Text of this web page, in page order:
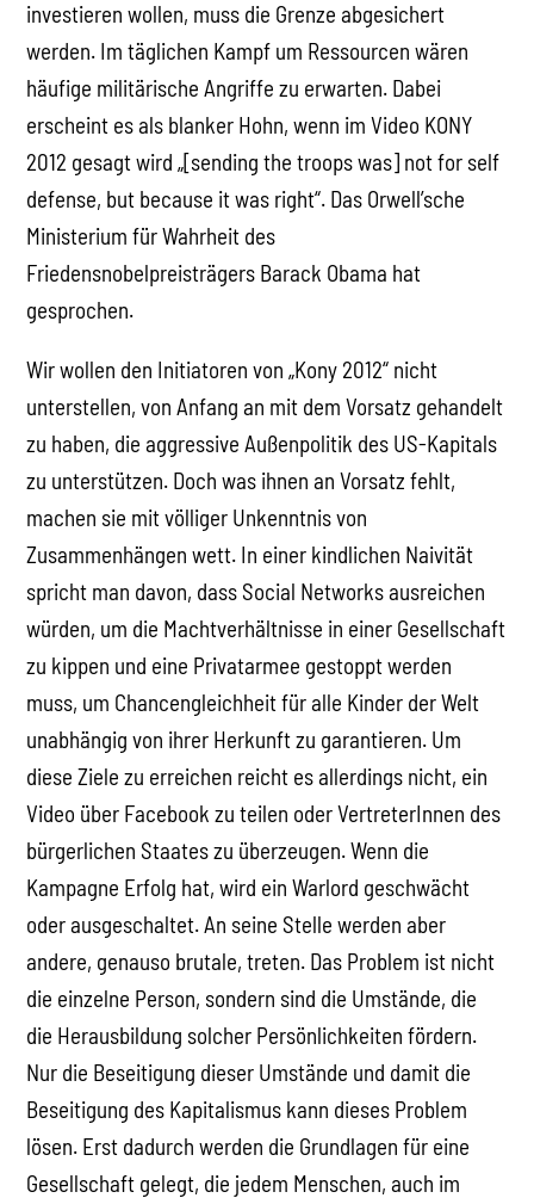
investieren wollen, muss die Grenze abgesichert
werden. Im täglichen Kampf um Ressourcen wären
häufige militärische Angriffe zu erwarten. Dabei
erscheint es als blanker Hohn, wenn im Video KONY
2012 gesagt wird „[sending the troops was] not for self
defense, but because it was right“. Das Orwell’sche
Ministerium für Wahrheit des
Friedensnobelpreisträgers Barack Obama hat
gesprochen.
Wir wollen den Initiatoren von „Kony 2012“ nicht
unterstellen, von Anfang an mit dem Vorsatz gehandelt
zu haben, die aggressive Außenpolitik des US-Kapitals
zu unterstützen. Doch was ihnen an Vorsatz fehlt,
machen sie mit völliger Unkenntnis von
Zusammenhängen wett. In einer kindlichen Naivität
spricht man davon, dass Social Networks ausreichen
würden, um die Machtverhältnisse in einer Gesellschaft
zu kippen und eine Privatarmee gestoppt werden
muss, um Chancengleichheit für alle Kinder der Welt
unabhängig von ihrer Herkunft zu garantieren. Um
diese Ziele zu erreichen reicht es allerdings nicht, ein
Video über Facebook zu teilen oder VertreterInnen des
bürgerlichen Staates zu überzeugen. Wenn die
Kampagne Erfolg hat, wird ein Warlord geschwächt
oder ausgeschaltet. An seine Stelle werden aber
andere, genauso brutale, treten. Das Problem ist nicht
die einzelne Person, sondern sind die Umstände, die
die Herausbildung solcher Persönlichkeiten fördern.
Nur die Beseitigung dieser Umstände und damit die
Beseitigung des Kapitalismus kann dieses Problem
lösen. Erst dadurch werden die Grundlagen für eine
Gesellschaft gelegt, die jedem Menschen, auch im